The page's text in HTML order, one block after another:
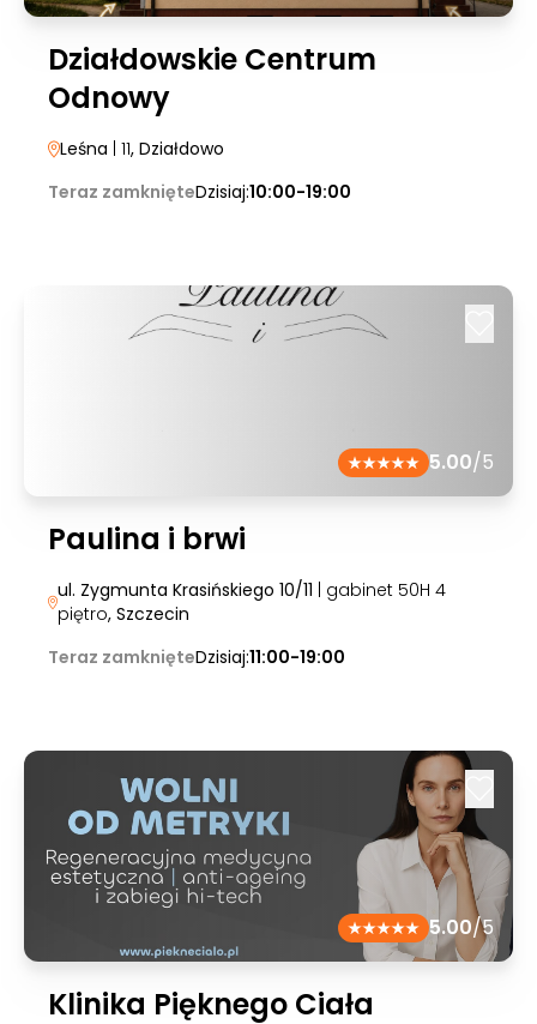
Działdowskie Centrum
Odnowy
Leśna | 11, Działdowo
Teraz zamknięteDzisiaj:10:00-19:00
5.00/5
Paulina i brwi
ul. Zygmunta Krasińskiego 10/11 | gabinet 50H 4
piętro, Szczecin
Teraz zamknięteDzisiaj:11:00-19:00
5.00/5
Klinika Pięknego Ciała